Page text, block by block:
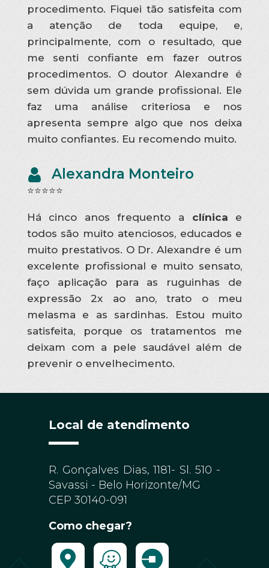
procedimento. Fiquei tão satisfeita com
a atenção de toda equipe, e,
principalmente, com o resultado, que
me senti confiante em fazer outros
procedimentos. O doutor Alexandre é
sem dúvida um grande profissional. Ele
faz uma análise criteriosa e nos
apresenta sempre algo que nos deixa
muito confiantes. Eu recomendo muito.
Alexandra Monteiro
⭐⭐⭐⭐⭐
Há cinco anos frequento a clínica e
todos são muito atenciosos, educados e
muito prestativos. O Dr. Alexandre é um
excelente profissional e muito sensato,
faço aplicação para as ruguinhas de
expressão 2x ao ano, trato o meu
melasma e as sardinhas. Estou muito
satisfeita, porque os tratamentos me
deixam com a pele saudável além de
prevenir o envelhecimento.
Local de atendimento
R. Gonçalves Dias, 1181- Sl. 510 -
Savassi - Belo Horizonte/MG
CEP 30140-091
Como chegar?